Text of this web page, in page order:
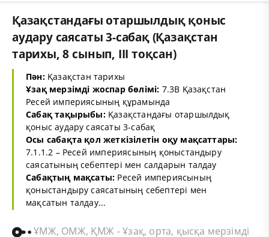
Қазақстандағы отаршылдық қоныс
аудару саясаты 3-сабақ (Қазақстан
тарихы, 8 сынып, ІІІ тоқсан)
Пән: Қазақстан тарихы
Ұзақ мерзімді жоспар бөлімі: 7.3В Қазақстан
Ресей империясының құрамында
Сабақ тақырыбы:Қазақстандағы отаршылдық
қоныс аудару саясаты 3-сабақ
Осы сабақта қол жеткізілетін оқу мақсаттары:
7.1.1.2 – Ресей империясының қоныстандыру
саясатының себептері мен салдарын талдау
Сабақтың мақсаты: Ресей империясының
қоныстандыру саясатының себептері мен
мақсатын талдау...
ҰМЖ, ОМЖ, ҚМЖ - Ұзақ, орта, қысқа мерзімді